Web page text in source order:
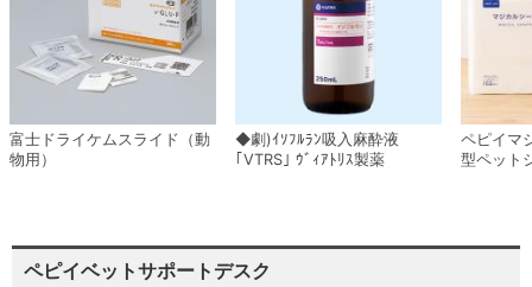
富士ドライケムスライド（動
物用）
◆劇)ｲｿﾌﾙﾗﾝ吸入麻酔液
｢VTRS｣ ｳﾞｨｱﾄﾘｽ製薬
ペピイマ
型ペット
ペピイベットサポートデスク